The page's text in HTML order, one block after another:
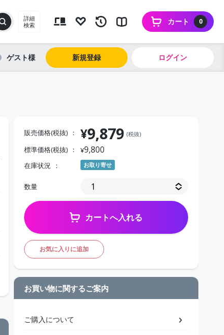
詳細
検索
0
カート
ゲスト 新規登録 ログイン
販売価格(税抜) ¥9,879 (税抜)
標準価格(税抜) ¥9,800
在庫状況 お取り寄せ
数量
カートへ入れる
お気に入りに追加
お買い物に関するご案内
ご購入について